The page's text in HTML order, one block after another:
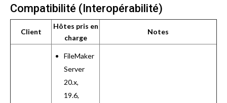
Compatibilité (Interopérabilité)
Client
Hôtes pris en
charge
Notes
FileMaker
Server
20.x,
19.6,